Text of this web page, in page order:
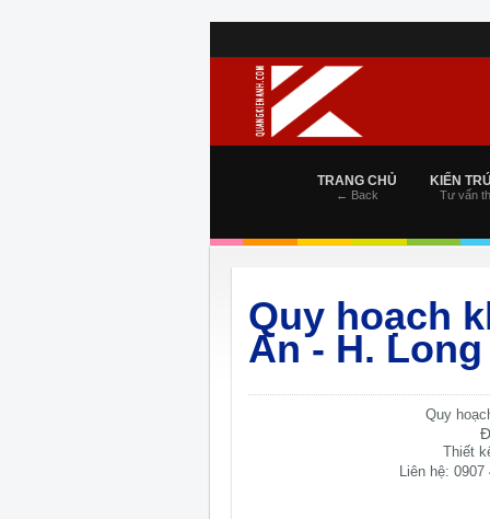
TRANG CHỦ
← Back
KIẾN
Tư vấn
Quy hoạch
An - H.
Quy
Thiết
Liên hệ: